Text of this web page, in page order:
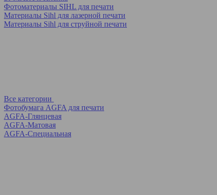
Фотоматериалы SIHL для печати
Материалы Sihl для лазерной печати
Материалы Sihl для струйной печати
Все категории
Фотобумага AGFA для печати
AGFA-Глянцевая
AGFA-Матовая
AGFA-Специальная